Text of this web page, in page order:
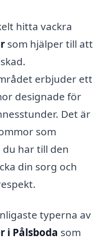
hitta vackra
som hjälper till att
erbjuder ett
designade för
Det är
som
har till den
din sorg och
typerna av
i Pålsboda som